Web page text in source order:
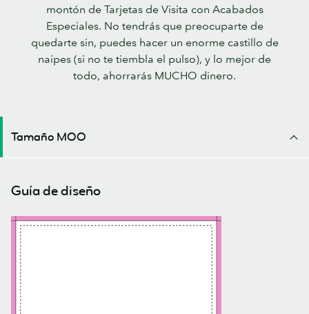
montón de Tarjetas de Visita con Acabados
Especiales. No tendrás que preocuparte de
quedarte sin, puedes hacer un enorme castillo de
naipes (si no te tiembla el pulso), y lo mejor de
todo, ahorrarás MUCHO dinero.
Tamaño MOO
Guía de diseño